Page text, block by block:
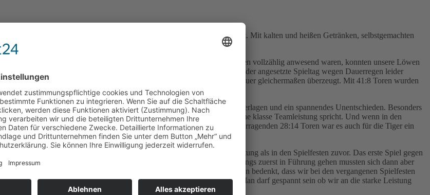
Wochenende das 2. Heimspielfest der F-Jugend Funino Runde statt. Mit kalten und heißen Getränken, selbstgemachten
unterstützenden Eltern bestens vorbereitet.
und gleich 3 Mannschaften der Olympia Lorsch. Da alle Mannschaften vollzählig anwesend waren, konnten unsere Löwen
Die Jungs waren heiß aufs Spiel, da in der vorangegangen Woche der angesetzte Spieltag wegen Dauerregen leider
und haben mit toll herausgespielten Passtaffeten Trainer und Zuschauer gleichermaßen überzeugt. Mit 41:8 Toren wurden
in dieser Saison ungeschlagen was uns alle sehr stolz macht.
Am Ende des Spielfests waren es 3 sehr verdiente Siege, 2 Niederlagen und ein spannendes Unentschieden. Besonders
mussten und die ersten 2 Spiele sogar zu Null gespielt haben, was für eine klasse Teamleistung spricht. Und wenn in den
glücklich, die immer weniger ins Spiel eingreifen müssen. Mit überragenden 28:14 Toren war es auch für die Tiger ein
Rasen zeigte unsere Mannschaft eine wesentlich bessere Leistung als in den Spielfesten zuvor. Das erste Spiel gegen
Minuten. Beim zweiten Spiel gegen JFV Bürstadt konnten unsere Jungs zuerst in Führung gehen mussten sich dann aber
konnten beide 2:0 gewonnen werden. Eine starke Leistung, wenn man bedenkt, dass wir bei den vergangenen Spielfesten
15.10. steht das erste Pokalspiel der E-Jugend beim JFV Bürstadt an. Man darf gespannt sein ob wir an die starke Leistung